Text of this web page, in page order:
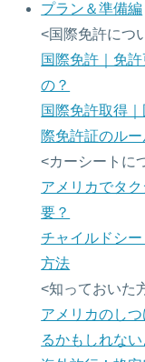
プラン＆準備編
<国際免許につ
国際免許｜免
の？
国際免許取得
際免許証のル
<カーシートに
アメリカでタ
要？
チャイルドシ
方法
<知っておいた
アメリカのし
るかもしれない